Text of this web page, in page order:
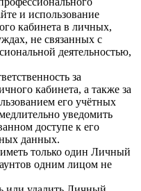
и использование
кабинета в личных,
не связанных с
деятельностью,
за
кабинета, а также за
его учётных
уведомить
доступе к его
данных.
только один Личный
одним лицом не